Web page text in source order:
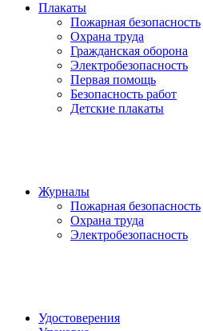
Плакаты
Пожарная безопасность
Охрана труда
Гражданская оборона
Электробезопасность
Первая помощь
Безопасность работ
Детские плакаты
Журналы
Пожарная безопасность
Охрана труда
Электробезопасность
Удостоверения